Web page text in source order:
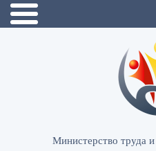
Министерство труда